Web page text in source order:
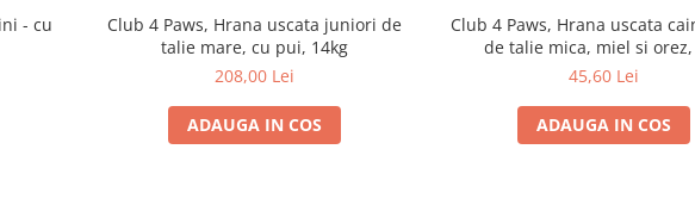
- cu
Club 4 Paws, Hrana uscata juniori de
talie mare, cu pui, 14kg
208,00 Lei
ADAUGA IN COS
Club 4 Paws, Hrana uscata
de talie mica, miel si orez,
45,60 Lei
ADAUGA IN COS